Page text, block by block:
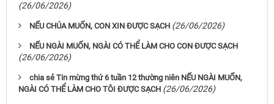
(26/06/2026)
NẾU CHÚA MUỐN, CON XIN ĐƯỢC SẠCH (26/06/2026)
NẾU NGÀI MUỐN, NGÀI CÓ THỂ LÀM CHO CON ĐƯỢC SẠCH
(26/06/2026)
chia sẻ Tin mừng thứ 6 tuần 12 thường niên NẾU NGÀI MUỐN,
NGÀI CÓ THỂ LÀM CHO TÔI ĐƯỢC SẠCH (26/06/2026)